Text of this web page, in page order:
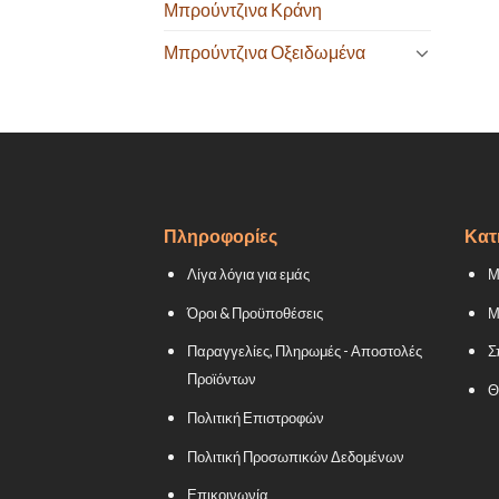
Μπρούντζινα Κράνη
Μπρούντζινα Οξειδωμένα
Πληροφορίες
Λίγα λόγια για εμάς
Όροι & Προϋποθέσεις
Παραγγελίες, Πληρωμές - Αποστολές
Προϊόντων
Πολιτική Επιστροφών
Πολιτική Προσωπικών Δεδομένων
Επικοινωνία